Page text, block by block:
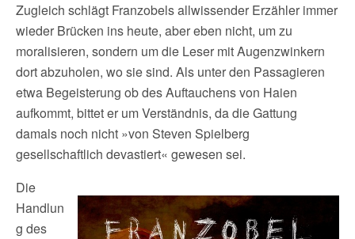
Zugleich schlägt Franzobels allwissender Erzähler immer
wieder Brücken ins heute, aber eben nicht, um zu
moralisieren, sondern um die Leser mit Augenzwinkern
dort abzuholen, wo sie sind. Als unter den Passagieren
etwa Begeisterung ob des Auftauchens von Haien
aufkommt, bittet er um Verständnis, da die Gattung
damals noch nicht »von Steven Spielberg
gesellschaftlich devastiert« gewesen sei.
Die
Handlun
g des